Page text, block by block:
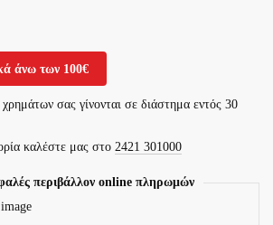
άνω των 100€
σας γίνονται σε διάστημα εντός 30
καλέστε μας στο 2421 301000
περιβάλλον online πληρωμών